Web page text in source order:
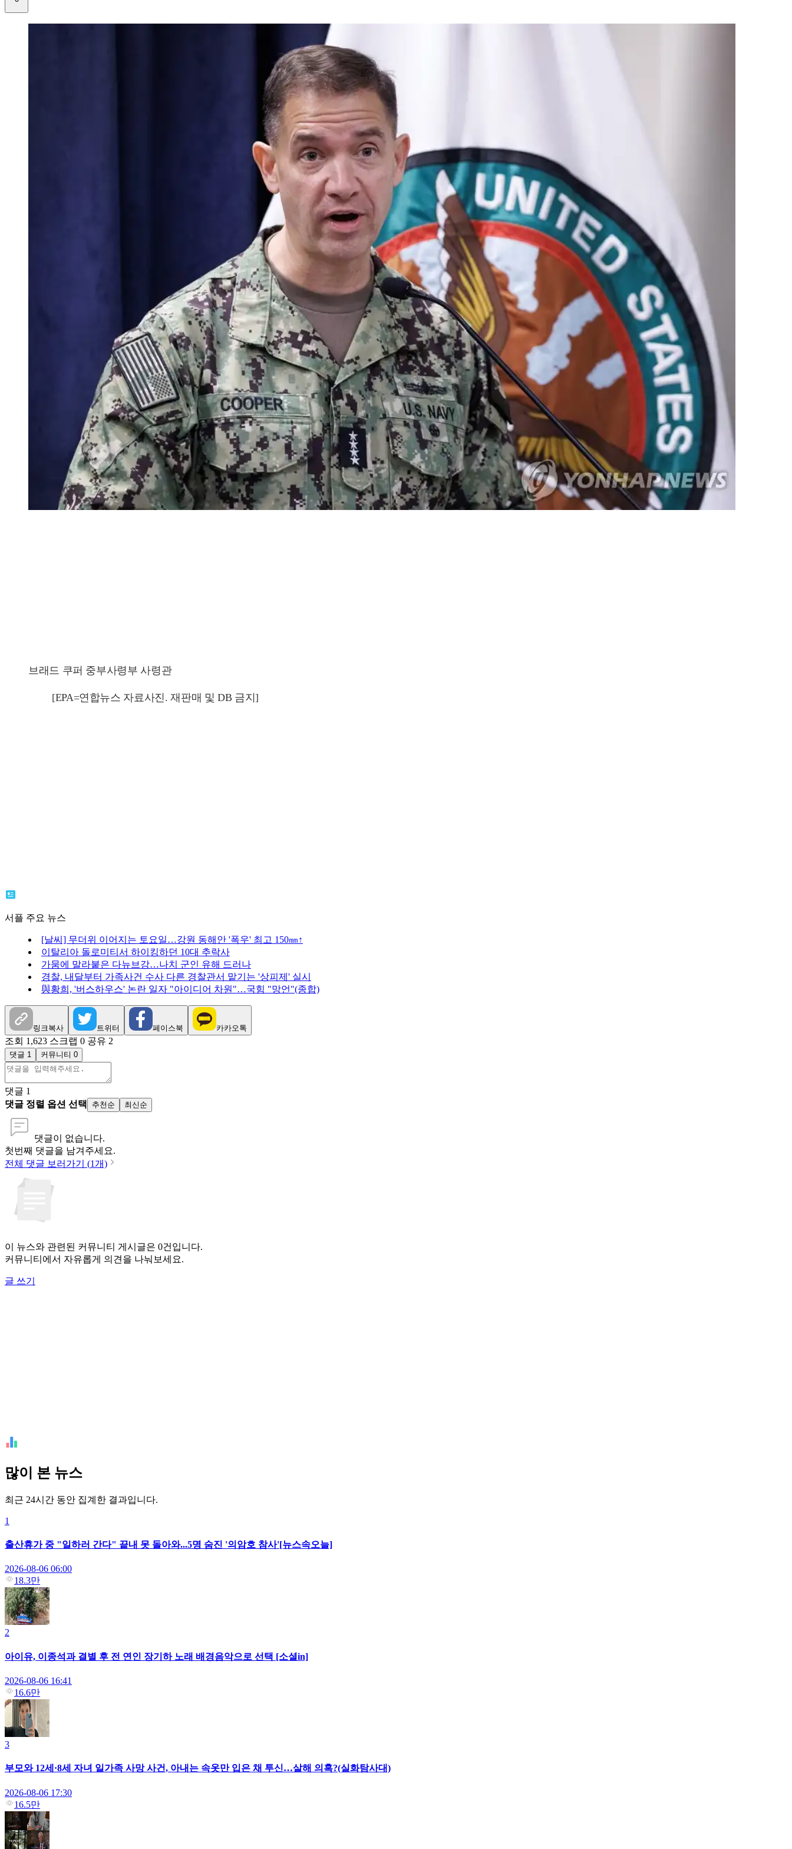
브래드 쿠퍼 중부사령부 사령관
[EPA=연합뉴스 자료사진. 재판매 및 DB 금지]
서플 주요 뉴스
[날씨] 무더위 이어지는 토요일…강원 동해안 '폭우' 최고 150㎜↑
이탈리아 돌로미티서 하이킹하던 10대 추락사
가뭄에 말라붙은 다뉴브강…나치 군인 유해 드러나
경찰, 내달부터 가족사건 수사 다른 경찰관서 맡기는 '상피제' 실시
與황희, '버스하우스' 논란 일자 "아이디어 차원"…국힘 "망언"(종합)
링크복사 트위터 페이스북 카카오톡
조회 1,623 스크랩 0 공유 2
댓글 1 커뮤니티 0
댓글 1
댓글 정렬 옵션 선택
추천순 최신순
댓글이 없습니다.
첫번째 댓글을 남겨주세요.
전체 댓글 보러가기 (1개)
이 뉴스와 관련된 커뮤니티 게시글은 0건입니다.
커뮤니티에서 자유롭게 의견을 나눠보세요.
글 쓰기
많이 본 뉴스
최근 24시간 동안 집계한 결과입니다.
1
출산휴가 중 "일하러 간다" 끝내 못 돌아와...5명 숨진 '의암호 참사'[뉴스속오늘]
2026-08-06 06:00
18.3만
2
아이유, 이종석과 결별 후 전 연인 장기하 노래 배경음악으로 선택 [소셜in]
2026-08-06 16:41
16.6만
3
부모와 12세·8세 자녀 일가족 사망 사건, 아내는 속옷만 입은 채 투신…살해 의혹?(실화탐사대)
2026-08-06 17:30
16.5만